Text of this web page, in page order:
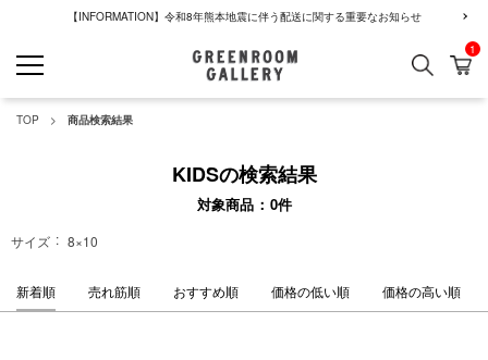
【INFORMATION】令和8年熊本地震に伴う配送に関する重要なお知らせ
検索 カ
1
TOP 商品検索結果
KIDSの検索結果
対象商品 0件
サイズ 8×10
新着順 売れ筋順 おすすめ順 価格の低い順 価格の高い順